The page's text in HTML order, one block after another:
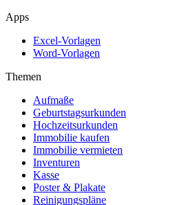
Apps
Excel-Vorlagen
Word-Vorlagen
Themen
Aufmaße
Geburtstagsurkunden
Hochzeitsurkunden
Immobilie kaufen
Immobilie vermieten
Inventuren
Kasse
Poster & Plakate
Reinigungspläne